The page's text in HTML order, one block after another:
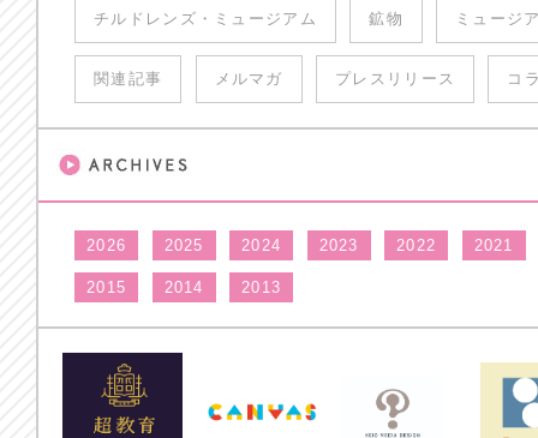
チルドレンズ・ミュージアム 鉱物 ミュージ
関連記事 メルマガ プレスリリース コ
2026 2025 2024 2023 2022 2021
2015 2014 2013